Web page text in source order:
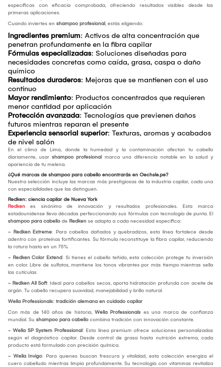
específicas con eficacia comprobada, ofreciendo resultados visibles desde las
primeras aplicaciones.
Cuando inviertes en shampoo profesional, estás eligiendo:
Ingredientes premium: Activos de alta concentración que
penetran profundamente en la fibra capilar
Fórmulas especializadas: Soluciones diseñadas para
necesidades concretas como caída, grasa, caspa o daño
químico
Resultados duraderos: Mejoras que se mantienen con el uso
continuo
Mayor rendimiento: Productos concentrados que requieren
menor cantidad por aplicación
Protección avanzada: Tecnologías que previenen daños
futuros mientras reparan el presente
Experiencia sensorial superior: Texturas, aromas y acabados
de nivel salón
En el clima de Lima, donde la humedad y la contaminación afectan tu cabello
diariamente, usar shampoo profesional marca una diferencia notable en la salud y
apariencia de tu melena.
¿Qué marcas de shampoo para cabello encontrarás en Oechsle.pe?
Nuestra selección incluye las marcas más prestigiosas de la industria capilar, cada una
con especialidades que las distinguen.
Redken: ciencia capilar de Nueva York
Redken
es sinónimo de innovación y resultados profesionales. Esta marca
estadounidense lleva décadas perfeccionando sus fórmulas con tecnología de punta. El
shampoo para cabello de Redken se adapta a cada necesidad específica:
- Redken Extreme: Para cabellos dañados y quebradizos, esta línea fortalece desde
adentro con proteínas fortificantes. Su fórmula reconstituye la fibra capilar, reduciendo
la rotura hasta en un 75%.
- Redken Color Extend: Si tienes el cabello teñido, esta colección protege tu inversión
en color. Libre de sulfatos, mantiene los tonos vibrantes por más tiempo mientras sella
las cutículas.
- Redken All Soft: Ideal para cabellos secos, aporta hidratación profunda con aceite de
argán. Tu cabello recupera suavidad, manejabilidad y brillo natural.
Wella Professionals: tradición alemana en cuidado capilar
Con más de 140 años de historia, Wella Professionals es una marca de confianza
mundial. Su shampoo para cabello combina tradición con innovación constante.
- Wella SP System Professional: Esta línea premium ofrece soluciones personalizadas
según el diagnóstico capilar. Desde control de grasa hasta nutrición extrema, cada
producto está formulado con precisión química.
- Wella Invigo: Para quienes buscan frescura y vitalidad, esta colección energiza el
cuero cabelludo mientras limpia profundamente. Su tecnología con vitaminas revitaliza